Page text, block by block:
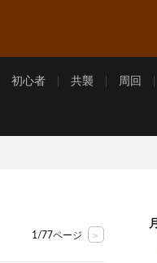
初心者 共襲 周回
1/77ページ >